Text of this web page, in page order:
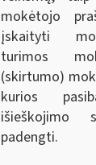
mokėtojo
įskaityti
turimos
(skirtumo)
kurios
išieškojimo
padengti.